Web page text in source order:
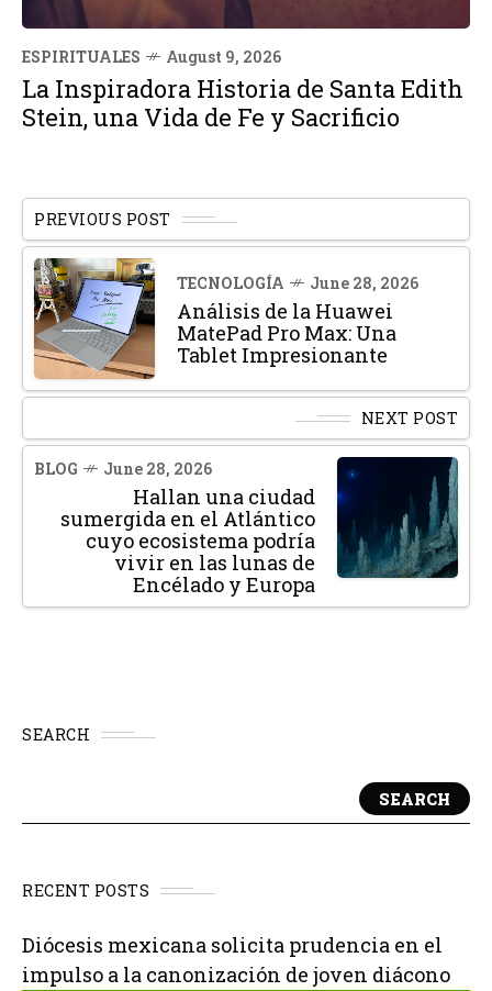
ESPIRITUALES August 9, 2026
La Inspiradora Historia de Santa Edith
Stein, una Vida de Fe y Sacrificio
PREVIOUS POST
TECNOLOGÍA June 28, 2026
Análisis de la Huawei
MatePad Pro Max: Una
Tablet Impresionante
NEXT POST
BLOG June 28, 2026
Hallan una ciudad
sumergida en el Atlántico
cuyo ecosistema podría
vivir en las lunas de
Encélado y Europa
SEARCH
SEARCH
RECENT POSTS
Diócesis mexicana solicita prudencia en el
impulso a la canonización de joven diácono